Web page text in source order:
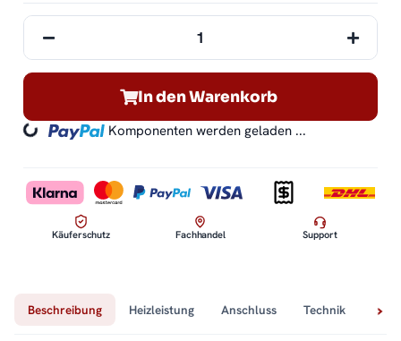
In den Warenkorb
Komponenten werden geladen ...
Käuferschutz Fachhandel Support
Beschreibung Heizleistung Anschluss Technik